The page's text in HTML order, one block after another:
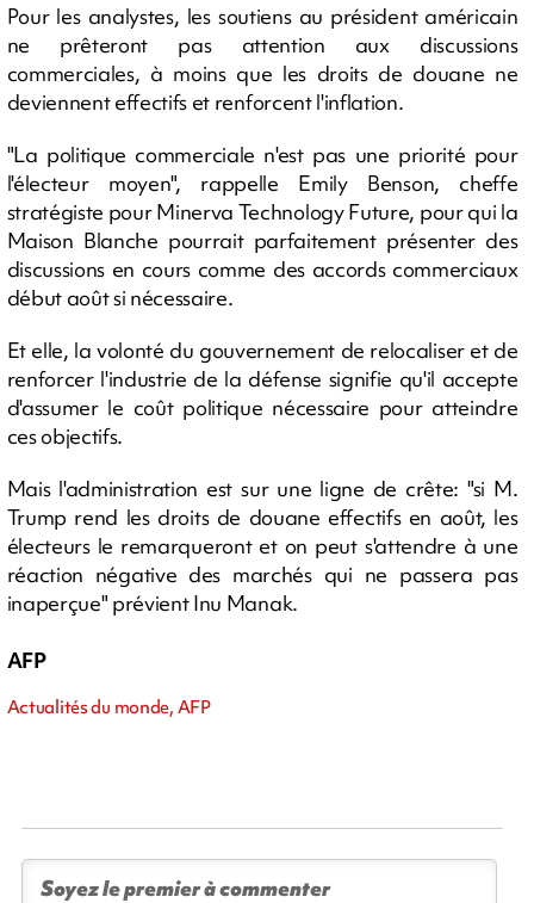
Pour les analystes, les soutiens au président américain
ne prêteront pas attention aux discussions
commerciales, à moins que les droits de douane ne
deviennent effectifs et renforcent l'inflation.
"La politique commerciale n'est pas une priorité pour
l'électeur moyen", rappelle Emily Benson, cheffe
stratégiste pour Minerva Technology Future, pour qui la
Maison Blanche pourrait parfaitement présenter des
discussions en cours comme des accords commerciaux
début août si nécessaire.
Et elle, la volonté du gouvernement de relocaliser et de
renforcer l'industrie de la défense signifie qu'il accepte
d'assumer le coût politique nécessaire pour atteindre
ces objectifs.
Mais l'administration est sur une ligne de crête: "si M.
Trump rend les droits de douane effectifs en août, les
électeurs le remarqueront et on peut s'attendre à une
réaction négative des marchés qui ne passera pas
inaperçue" prévient Inu Manak.
AFP
Actualités du monde, AFP